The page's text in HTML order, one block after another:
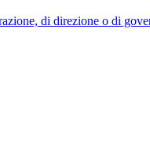
di direzione o di